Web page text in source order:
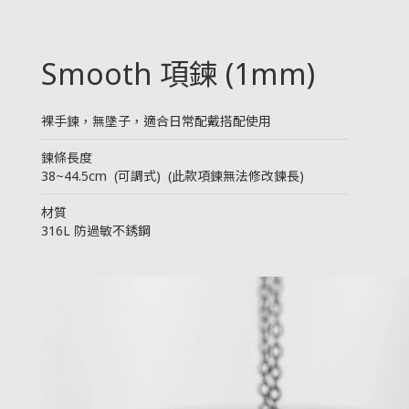
Smooth 項鍊 (1mm)
裸手鍊，無墬子，適合日常配戴搭配使用
鍊條長度
38~44.5cm (可調式) (此款項鍊無法修改鍊長)
材質
316L 防過敏不銹鋼